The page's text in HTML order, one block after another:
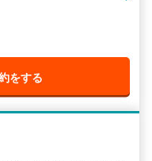
をする